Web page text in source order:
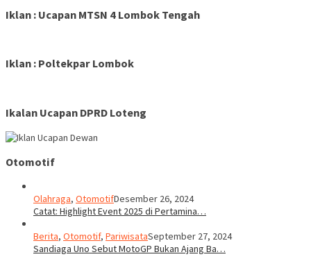
Iklan : Ucapan MTSN 4 Lombok Tengah
Iklan : Poltekpar Lombok
Ikalan Ucapan DPRD Loteng
Otomotif
Olahraga, OtomotifDesember 26, 2024
Catat: Highlight Event 2025 di Pertamina…
Berita, Otomotif, PariwisataSeptember 27, 2024
Sandiaga Uno Sebut MotoGP Bukan Ajang Ba…